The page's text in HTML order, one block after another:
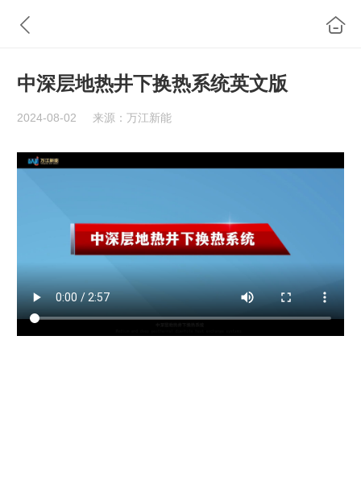
中深层地热井下换热系统英文版
2024-08-02 来源：万江新能